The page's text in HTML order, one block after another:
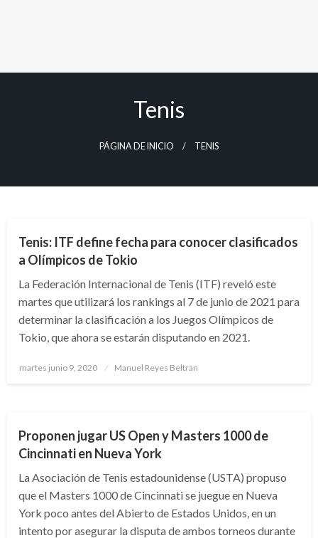
Tenis
PÁGINA DE INICIO TENIS
Tenis: ITF define fecha para conocer clasificados
a Olímpicos de Tokio
La Federación Internacional de Tenis (ITF) reveló este
martes que utilizará los rankings al 7 de junio de 2021 para
determinar la clasificación a los Juegos Olímpicos de
Tokio, que ahora se estarán disputando en 2021.
Publicado
martes junio 9, 2020 Manuel Reyes Beltran
Proponen jugar US Open y Masters 1000 de
Cincinnati en Nueva York
La Asociación de Tenis estadounidense (USTA) propuso
que el Masters 1000 de Cincinnati se juegue en Nueva
York poco antes del Abierto de Estados Unidos, en un
intento por asegurar la disputa de ambos torneos durante